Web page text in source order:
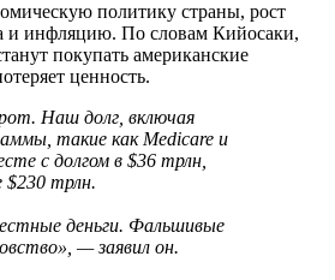
политику страны, рост
и инфляцию. По словам Кийосаки,
покупать американские
ценность.
Наш долг, включая
такие как Medicare и
с долгом в $36 трлн,
$230 трлн.
деньги. Фальшивые
— заявил он.